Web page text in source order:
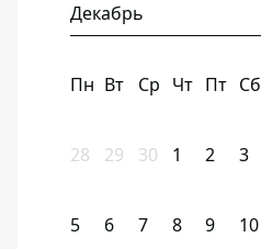
Декабрь
Пн Вт Ср Чт Пт Сб
28 29 30 1 2 3
5 6 7 8 9 10